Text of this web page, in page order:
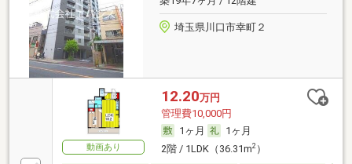
埼玉県川口市幸町２
動画あり
12.20万円
管理費10,000円
1ヶ月
1ヶ月
2階 / 1LDK（36.31m2）